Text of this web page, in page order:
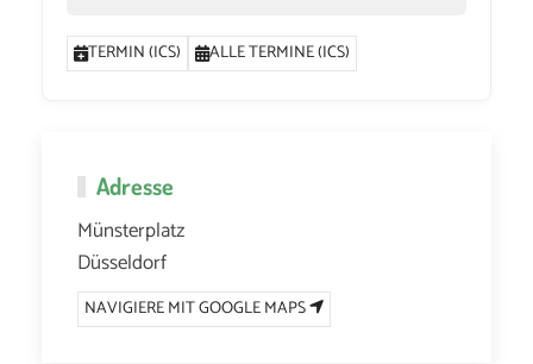
TERMIN (ICS) ALLE TERMINE (ICS)
Adresse
Münsterplatz
Düsseldorf
NAVIGIERE MIT GOOGLE MAPS